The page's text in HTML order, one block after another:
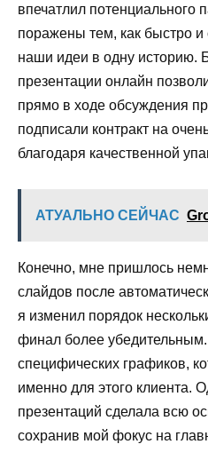
впечатлил потенциального
поражены тем, как быстро и
наши идеи в одну историю.
презентации онлайн
прямо в ходе обсуждения
подписали контракт на
благодаря качественной
АТУАЛЬНО СЕЙЧАС
Конечно, мне пришлось
слайдов после
я изменил порядок
финал более
специфических графиков,
именно для этого клиента.
презентаций сделала всю
сохранив мой фокус на